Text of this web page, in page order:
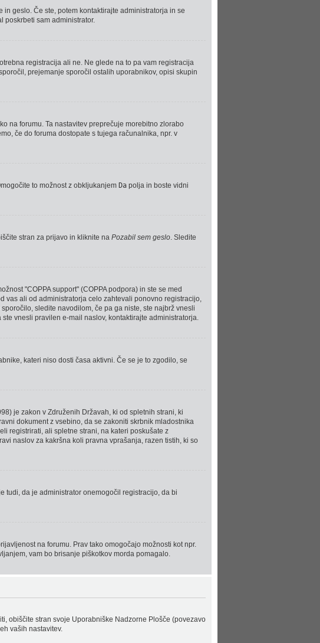
geslo. Če ste, potem kontaktirajte administratorja in se
poskrbeti sam administrator.
registracija ali ne. Ne glede na to pa vam registracija
prejemanje sporočil ostalih uporabnikov, opisi skupin
na forumu. Ta nastavitev preprečuje morebitno zlorabo
če do foruma dostopate s tujega računalnika, npr. v
to možnost z obkljukanjem Dapolja in boste vidni
stran za prijavo in kliknite na Pozabil sem geslo. Sledite
"COPPA support" (COPPA podpora) in ste se med
vas ali od administratorja celo zahtevali ponovno registracijo,
sledite navodilom, če pa ga niste, ste najbrž vnesli
vnesli pravilen e-mail naslov, kontaktirajte administratorja.
kateri niso dosti časa aktivni. Če se je to zgodilo, se
je zakon v Združenih Državah, ki od spletnih strani, ki
dokument z vsebino, da se zakoniti skrbnik mladostnika
registrirati, ali spletne strani, na kateri poskušate z
naslov za kakršna koli pravna vprašanja, razen tistih, ki so
tudi, da je administrator onemogočil registracijo, da bi
na forumu. Prav tako omogočajo možnosti kot npr.
vam bo brisanje piškotkov morda pomagalo.
obiščite stran svoje Uporabniške Nadzorne Plošče (povezavo
vaših nastavitev.